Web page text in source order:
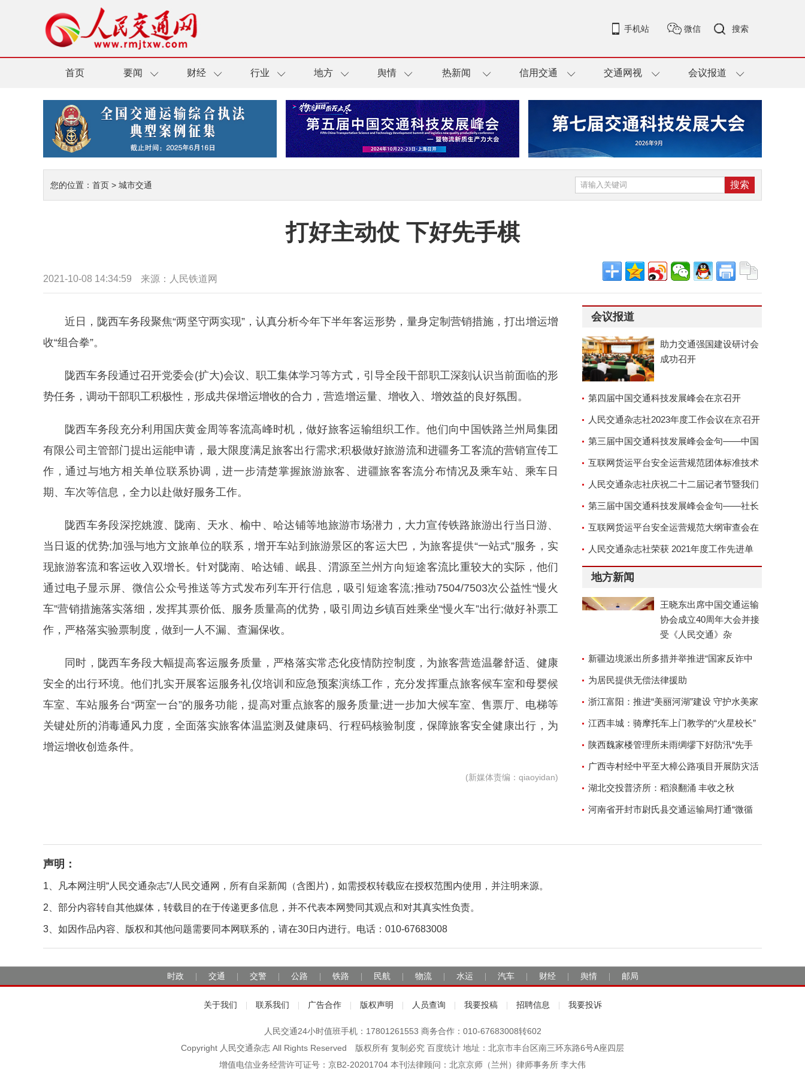
手机站 微信 搜索
首页 要闻 财经 行业 地方 舆情 热新闻 信用交通 交通网视 会议报道
您的位置： 首页 > 城市交通
打好主动仗 下好先手棋
2021-10-08 14:34:59 来源：人民铁道网
近日，陇西车务段聚焦“两坚守两实现”，认真分析今年下半年客运形势，量身定制营销措施，打出增运增
收“组合拳”。
陇西车务段通过召开党委会(扩大)会议、职工集体学习等方式，引导全段干部职工深刻认识当前面临的形
势任务，调动干部职工积极性，形成共保增运增收的合力，营造增运量、增收入、增效益的良好氛围。
陇西车务段充分利用国庆黄金周等客流高峰时机，做好旅客运输组织工作。他们向中国铁路兰州局集团
有限公司主管部门提出运能申请，最大限度满足旅客出行需求;积极做好旅游流和进疆务工客流的营销宣传工
作，通过与地方相关单位联系协调，进一步清楚掌握旅游旅客、进疆旅客客流分布情况及乘车站、乘车日
期、车次等信息，全力以赴做好服务工作。
陇西车务段深挖姚渡、陇南、天水、榆中、哈达铺等地旅游市场潜力，大力宣传铁路旅游出行当日游、
当日返的优势;加强与地方文旅单位的联系，增开车站到旅游景区的客运大巴，为旅客提供“一站式”服务，实
现旅游客流和客运收入双增长。针对陇南、哈达铺、岷县、渭源至兰州方向短途客流比重较大的实际，他们
通过电子显示屏、微信公众号推送等方式发布列车开行信息，吸引短途客流;推动7504/7503次公益性“慢火
车”营销措施落实落细，发挥其票价低、服务质量高的优势，吸引周边乡镇百姓乘坐“慢火车”出行;做好补票工
作，严格落实验票制度，做到一人不漏、查漏保收。
同时，陇西车务段大幅提高客运服务质量，严格落实常态化疫情防控制度，为旅客营造温馨舒适、健康
安全的出行环境。他们扎实开展客运服务礼仪培训和应急预案演练工作，充分发挥重点旅客候车室和母婴候
车室、车站服务台“两室一台”的服务功能，提高对重点旅客的服务质量;进一步加大候车室、售票厅、电梯等
关键处所的消毒通风力度，全面落实旅客体温监测及健康码、行程码核验制度，保障旅客安全健康出行，为
增运增收创造条件。
(新媒体责编：qiaoyidan)
会议报道
助力交通强国建设研讨会
成功召开
第四届中国交通科技发展峰会在京召开
人民交通杂志社2023年度工作会议在京召开
第三届中国交通科技发展峰会金句——中国
交通运输协会副会长兼秘
互联网货运平台安全运营规范团体标准技术
审查会顺利召开
人民交通杂志社庆祝二十二届记者节暨我们
的故事演讲座谈会
第三届中国交通科技发展峰会金句——社长
郑德岭
互联网货运平台安全运营规范大纲审查会在
京召开
人民交通杂志社荣获 2021年度工作先进单
位称号
地方新闻
王晓东出席中国交通运输
协会成立40周年大会并接
受《人民交通》杂
新疆边境派出所多措并举推进“国家反诈中
心”APP安装工作
为居民提供无偿法律援助
浙江富阳：推进“美丽河湖”建设 守护水美家
园江西丰城：骑摩托车上门教学的“火星校长”
陕西魏家楼管理所未雨绸缪下好防汛“先手
棋”广西寺村经中平至大樟公路项目开展防灾活
动湖北交投普济所：稻浪翻涌 丰收之秋
河南省开封市尉氏县交通运输局打通“微循
声明：
1、凡本网注明“人民交通杂志”/人民交通网，所有自采新闻（含图片)，如需授权转载应在授权范围内使用，并注明来源。
2、部分内容转自其他媒体，转载目的在于传递更多信息，并不代表本网赞同其观点和对其真实性负责。
3、如因作品内容、版权和其他问题需要同本网联系的，请在30日内进行。电话：010-67683008
时政 交通 交警 公路 铁路 民航 物流 水运 汽车 财经 舆情 邮局
关于我们 联系我们 广告合作 版权声明 人员查询 我要投稿 招聘信息 我要投诉
人民交通24小时值班手机：17801261553 商务合作：010-67683008转602
Copyright 人民交通杂志 All Rights Reserved 版权所有 复制必究 百度统计 地址：北京市丰台区南三环东路6号A座四层
增值电信业务经营许可证号：京B2-20201704 本刊法律顾问：北京京师（兰州）律师事务所 李大伟